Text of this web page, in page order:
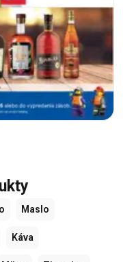
Maslo
Káva